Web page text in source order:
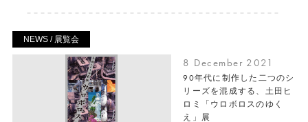
NEWS / 展覧会
8 December 2021
90年代に制作した二つのシ
リーズを混成する、土田ヒ
ロミ「ウロボロスのゆく
え」展